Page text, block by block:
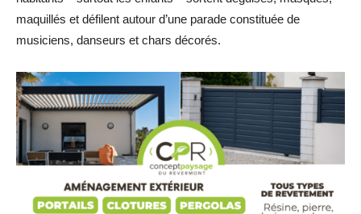
maquillés et défilent autour d’une parade constituée de
musiciens, danseurs et chars décorés.